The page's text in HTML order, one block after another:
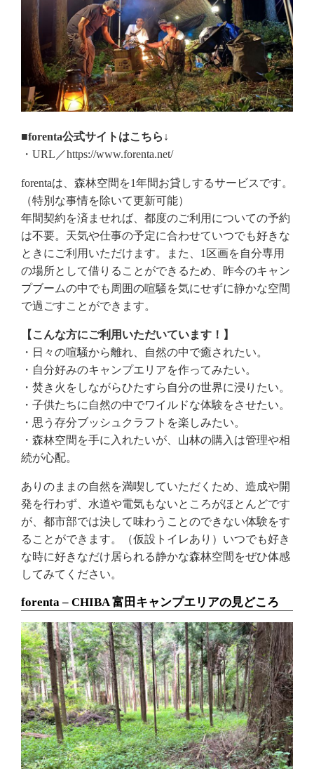
■forenta公式サイトはこちら↓
・URL／https://www.forenta.net/
forentaは、森林空間を1年間お貸しするサービスです。
（特別な事情を除いて更新可能）
年間契約を済ませれば、都度のご利用についての予約
は不要。天気や仕事の予定に合わせていつでも好きな
ときにご利用いただけます。また、1区画を自分専用
の場所として借りることができるため、昨今のキャン
プブームの中でも周囲の喧騒を気にせずに静かな空間
で過ごすことができます。
【こんな方にご利用いただいています！】
・日々の喧騒から離れ、自然の中で癒されたい。
・自分好みのキャンプエリアを作ってみたい。
・焚き火をしながらひたすら自分の世界に浸りたい。
・子供たちに自然の中でワイルドな体験をさせたい。
・思う存分ブッシュクラフトを楽しみたい。
・森林空間を手に入れたいが、山林の購入は管理や相
続が心配。
ありのままの自然を満喫していただくため、造成や開
発を行わず、水道や電気もないところがほとんどです
が、都市部では決して味わうことのできない体験をす
ることができます。（仮設トイレあり）いつでも好き
な時に好きなだけ居られる静かな森林空間をぜひ体感
してみてください。
forenta – CHIBA 富田キャンプエリアの見どころ